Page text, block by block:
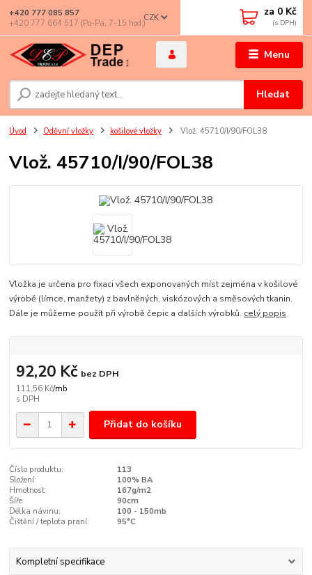
Menu
CZK
Hledat
+420 777 085 857
+420 777 664 517 (Po-Pá, 7-15 hod.)
za 0 Kč
Úvod Oděvní vložky košilové vložky Vlož. 45710/I/90/FOL38
Vlož. 45710/I/90/FOL38
Vložka je určena pro fixaci všech exponovaných míst zejména v košilové
výrobě (límce, manžety) z bavlněných, viskózových a směsových tkanin.
Dále je můžeme použít při výrobě čepic a dalších výrobků. celý popis
111,56 Kč/mb
92,20 Kč bez DPH
Přidat do košíku
Číslo produktu:
113
Složení:
100% BA
Hmotnost:
167g/m2
Šíře:
90cm
Délka návinu:
100 - 150mb
Čištění / teplota praní:
95°C
Kompletní specifikace